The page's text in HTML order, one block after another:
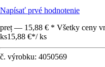
Napísať prvé hodnotenie
preț — 15,88 € * Všetky ceny
ks15,88 €*/ ks
č. výrobku: 4050569